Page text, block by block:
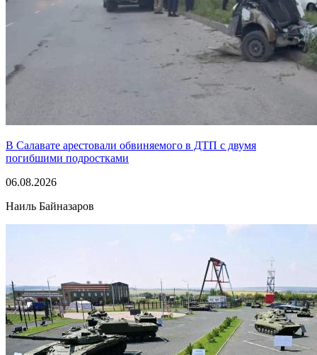
В Салавате арестовали обвиняемого в ДТП с двумя
погибшими подростками
06.08.2026
Наиль Байназаров